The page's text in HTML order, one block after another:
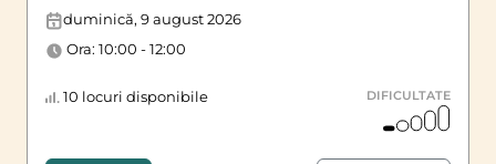
duminică, 9 august 2026
Ora: 10:00 - 12:00
10 locuri disponibile DIFICULTATE